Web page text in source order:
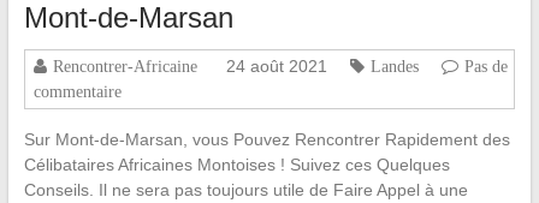
Mont-de-Marsan
Rencontrer-Africaine 24 août 2021 Landes
Pas de
commentaire
Sur Mont-de-Marsan, vous Pouvez Rencontrer Rapidement des
Célibataires Africaines Montoises ! Suivez ces Quelques
Conseils. Il ne sera pas toujours utile de Faire Appel à une